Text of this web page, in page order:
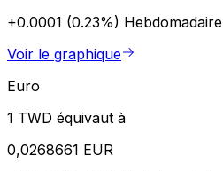
+0.0001 (0.23%) Hebdomadaire
Voir le graphique
Euro
1 TWD équivaut à
0,0268661 EUR